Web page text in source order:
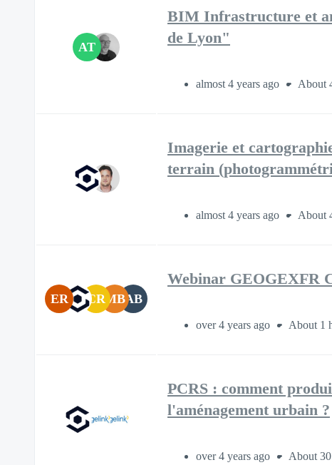
AT
BIM Infrastructure et
de Lyon"
almost 4 years ago About
Imagerie et
terrain
almost 4 years ago About
ER CRMBAB
Webinar GEOGEXFR
over 4 years ago About 1
PCRS : comment
l'aménagement urbain ?
over 4 years ago About